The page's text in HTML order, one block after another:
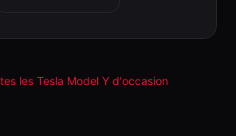
les Tesla Model Yd'occasion